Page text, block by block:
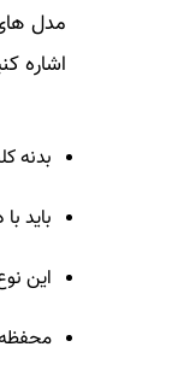
مدل
اشاره
بدنه
باید
این
محفظه